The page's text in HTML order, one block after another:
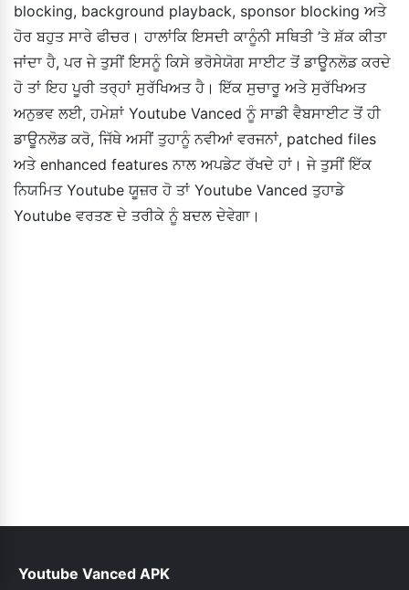
blocking, background playback, sponsor blocking ਅਤੇ
ਹੋਰ ਬਹੁਤ ਸਾਰੇ ਫੀਚਰ। ਹਾਲਾਂਕਿ ਇਸਦੀ ਕਾਨੂੰਨੀ ਸਥਿਤੀ ’ਤੇ ਸ਼ੱਕ ਕੀਤਾ
ਜਾਂਦਾ ਹੈ, ਪਰ ਜੇ ਤੁਸੀਂ ਇਸਨੂੰ ਕਿਸੇ ਭਰੋਸੇਯੋਗ ਸਾਈਟ ਤੋਂ ਡਾਊਨਲੋਡ ਕਰਦੇ
ਹੋ ਤਾਂ ਇਹ ਪੂਰੀ ਤਰ੍ਹਾਂ ਸੁਰੱਖਿਅਤ ਹੈ। ਇੱਕ ਸੁਚਾਰੂ ਅਤੇ ਸੁਰੱਖਿਅਤ
ਅਨੁਭਵ ਲਈ, ਹਮੇਸ਼ਾਂ Youtube Vanced ਨੂੰ ਸਾਡੀ ਵੈਬਸਾਈਟ ਤੋਂ ਹੀ
ਡਾਊਨਲੋਡ ਕਰੋ, ਜਿੱਥੇ ਅਸੀਂ ਤੁਹਾਨੂੰ ਨਵੀਆਂ ਵਰਜਨਾਂ, patched files
ਅਤੇ enhanced features ਨਾਲ ਅਪਡੇਟ ਰੱਖਦੇ ਹਾਂ। ਜੇ ਤੁਸੀਂ ਇੱਕ
ਨਿਯਮਿਤ Youtube ਯੂਜ਼ਰ ਹੋ ਤਾਂ Youtube Vanced ਤੁਹਾਡੇ
Youtube ਵਰਤਣ ਦੇ ਤਰੀਕੇ ਨੂੰ ਬਦਲ ਦੇਵੇਗਾ।
Youtube Vanced APK